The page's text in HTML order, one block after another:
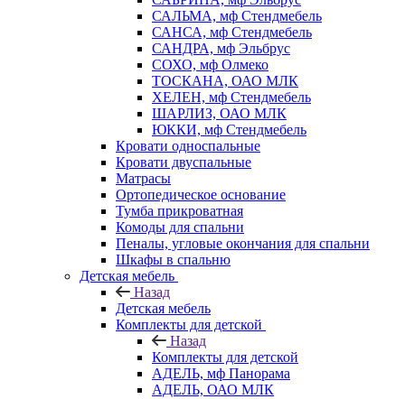
САЛЬМА, мф Стендмебель
САНСА, мф Стендмебель
САНДРА, мф Эльбрус
СОХО, мф Олмеко
ТОСКАНА, ОАО МЛК
ХЕЛЕН, мф Стендмебель
ШАРЛИЗ, ОАО МЛК
ЮККИ, мф Стендмебель
Кровати односпальные
Кровати двуспальные
Матрасы
Ортопедическое основание
Тумба прикроватная
Комоды для спальни
Пеналы, угловые окончания для спальни
Шкафы в спальню
Детская мебель
Назад
Детская мебель
Комплекты для детской
Назад
Комплекты для детской
АДЕЛЬ, мф Панорама
АДЕЛЬ, ОАО МЛК